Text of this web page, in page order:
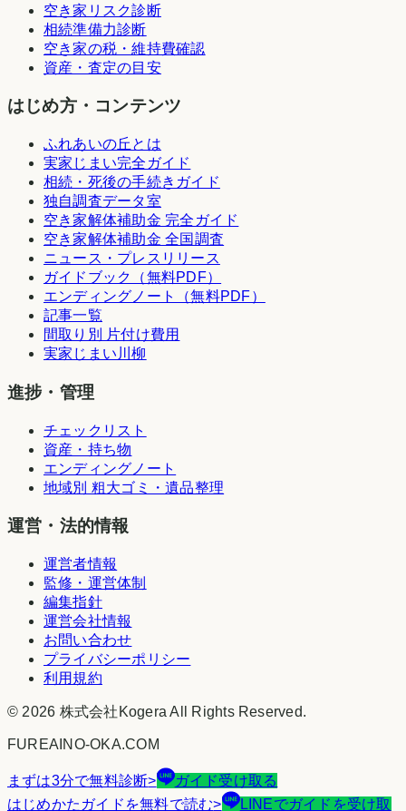
空き家リスク診断
相続準備力診断
空き家の税・維持費確認
資産・査定の目安
はじめ方・コンテンツ
ふれあいの丘とは
実家じまい完全ガイド
相続・死後の手続きガイド
独自調査データ室
空き家解体補助金 完全ガイド
空き家解体補助金 全国調査
ニュース・プレスリリース
ガイドブック（無料PDF）
エンディングノート（無料PDF）
記事一覧
間取り別 片付け費用
実家じまい川柳
進捗・管理
チェックリスト
資産・持ち物
エンディングノート
地域別 粗大ゴミ・遺品整理
運営・法的情報
運営者情報
監修・運営体制
編集指針
運営会社情報
お問い合わせ
プライバシーポリシー
利用規約
© 2026 株式会社Kogera All Rights Reserved.
FUREAINO-OKA.COM
まずは3分で無料診断>
ガイド受け取る
はじめかたガイドを無料で読む> LINEでガイドを受け取